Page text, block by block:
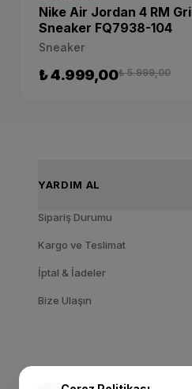
Nike Air Jordan 4 RM Gri
Sneaker FQ7938-104
Sneaker
₺ 4.999,00₺ 5.999,00
YARDIM AL
Sipariş Durumu
Kargo ve Teslimat
İptal & İadeler
Bize Ulaşın